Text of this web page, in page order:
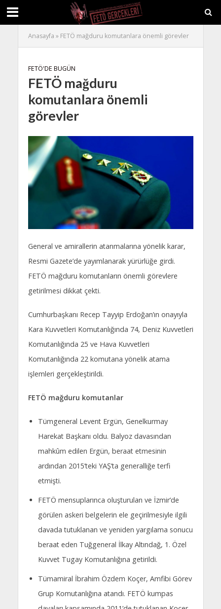
Anasayfa » FETÖ mağduru komutanlara önemli görevler
FETÖ'DE BUGÜN
FETÖ mağduru
komutanlara önemli
görevler
General ve amirallerin atanmalarına yönelik karar,
Resmi Gazete’de yayımlanarak yürürlüğe girdi.
FETÖ mağduru komutanların önemli görevlere
getirilmesi dikkat çekti.
Cumhurbaşkanı Recep Tayyip Erdoğan’ın onayıyla
Kara Kuvvetleri Komutanlığında 74, Deniz Kuvvetleri
Komutanlığında 25 ve Hava Kuvvetleri
Komutanlığında 22 komutana yönelik atama
işlemleri gerçekleştirildi.
FETÖ mağduru komutanlar
Tümgeneral Levent Ergün, Genelkurmay
Harekat Başkanı oldu. Balyoz davasından
mahkûm edilen Ergün, beraat etmesinin
ardından 2015’teki YAŞ’ta generalliğe terfi
etmişti.
FETÖ mensuplarınca oluşturulan ve İzmir’de
görülen askeri belgelerin ele geçirilmesiyle ilgili
davada tutuklanan ve yeniden yargılama sonucu
beraat eden Tuğgeneral İlkay Altındağ, 1. Özel
Kuvvet Tugay Komutanlığına getirildi.
Tümamiral İbrahim Özdem Koçer, Amfibi Görev
Grup Komutanlığına atandı. FETÖ kumpas